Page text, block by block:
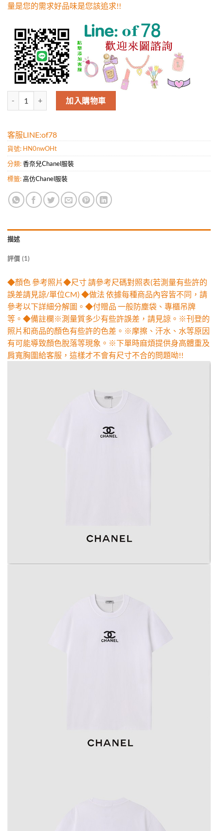
量是您的需求好品味是您該追求!!
高仿香奈兒Chanel男女同款新款時尚休閑圓領短袖T袖.好質量是您的
加入購物車
客服LINE:of78
貨號: HN0nwOHt
分類:香奈兒Chanel服裝
標籤:高仿Chanel服裝
描述
評價 (1)
◆顏色 參考照片◆尺寸 請參考尺碼對照表(若測量有些許的
誤差請見諒/單位CM) ◆做法 依據每種商品內容皆不同，請
參考以下詳細分解圖。◆付贈品 一般防塵袋、專櫃吊牌
等。◆備註欄※測量質多少有些許誤差，請見諒。※刊登的
照片和商品的顏色有些許的色差。※摩擦、汗水、水等原因
有可能導致顏色脫落等現象。※下單時麻煩提供身高體重及
肩寬胸圍給客服，這樣才不會有尺寸不合的問題呦!!